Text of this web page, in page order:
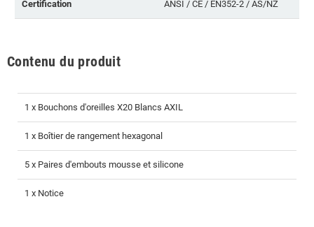
Certification ANSI / CE / EN352-2 / AS/NZ
Contenu du produit
1 x Bouchons d'oreilles X20 Blancs AXIL
1 x Boîtier de rangement hexagonal
5 x Paires d'embouts mousse et silicone
1 x Notice